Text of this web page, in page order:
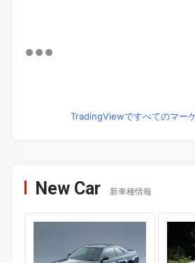
TradingViewですべてのマー
New Car 新車種情報